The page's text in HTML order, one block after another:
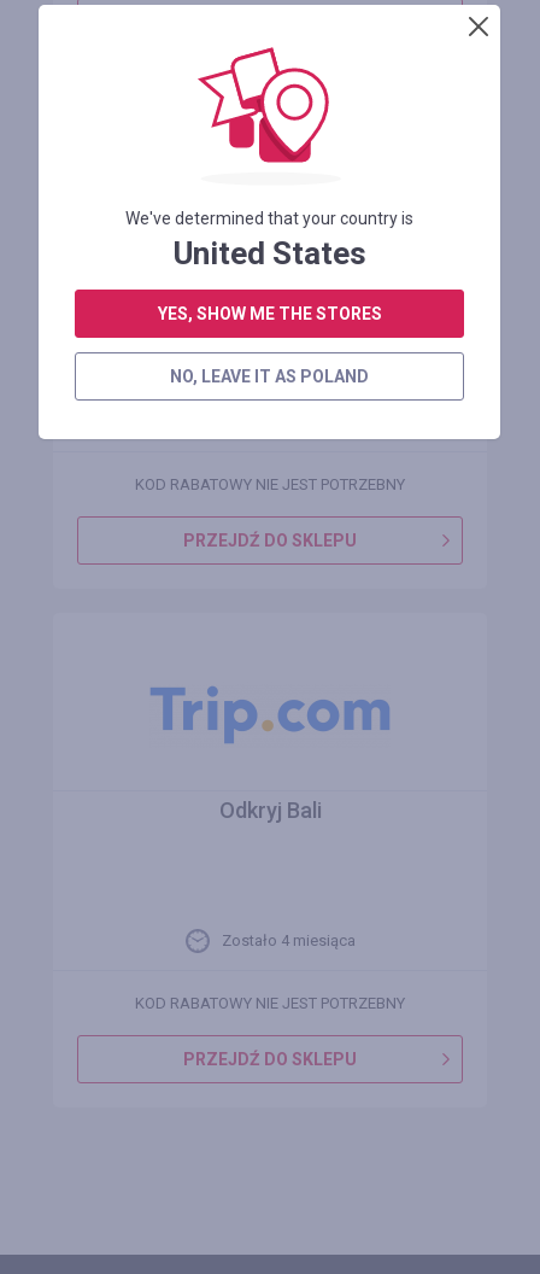
Tajlandia dzwoni - hotele z 50% zniżką!
KOD RABATOWY NIE JEST POTRZEBNY
PRZEJDŹ DO SKLEPU
Odkryj Bali
Zostało 4 miesiąca
KOD RABATOWY NIE JEST POTRZEBNY
PRZEJDŹ DO SKLEPU
We've determined that your country is
United States
YES, SHOW ME THE STORES
NO, LEAVE IT AS POLAND